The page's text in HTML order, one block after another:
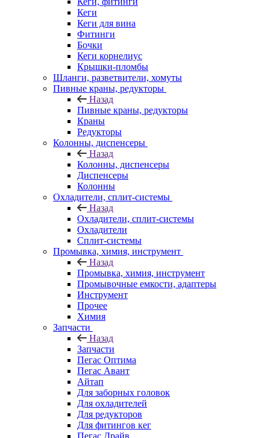
Кеги
Кеги для вина
Фитинги
Бочки
Кеги корнелиус
Крышки-пломбы
Шланги, разветвители, хомуты
Пивные краны, редукторы
Назад
Пивные краны, редукторы
Краны
Редукторы
Колонны, диспенсеры
Назад
Колонны, диспенсеры
Диспенсеры
Колонны
Охладители, сплит-системы
Назад
Охладители, сплит-системы
Охладители
Сплит-системы
Промывка, химия, инструмент
Назад
Промывка, химия, инструмент
Промывочные емкости, адаптеры
Инструмент
Прочее
Химия
Запчасти
Назад
Запчасти
Пегас Оптима
Пегас Авант
Айтап
Для заборных головок
Для охладителей
Для редукторов
Для фитингов кег
Пегас Драйв